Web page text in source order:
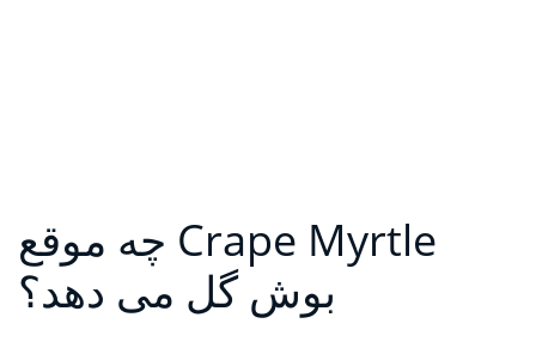
چه موقع Crape Myrtle
بوش گل می دهد؟